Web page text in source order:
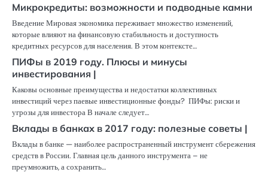
Микрокредиты: возможности и подводные камни
Введение Мировая экономика переживает множество изменений,
которые влияют на финансовую стабильность и доступность
кредитных ресурсов для населения. В этом контексте…
ПИФы в 2019 году. Плюсы и минусы
инвестирования |
Каковы основные преимущества и недостатки коллективных
инвестиций через паевые инвестиционные фонды? ПИФы: риски и
угрозы для инвестора В начале следует…
Вклады в банках в 2017 году: полезные советы |
Вклады в банке — наиболее распространенный инструмент сбережения
средств в России. Главная цель данного инструмента – не
преумножить, а сохранить…